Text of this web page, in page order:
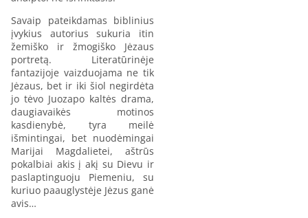
Savaip pateikdamas biblinius
įvykius autorius sukuria itin
žemiško ir žmogiško Jėzaus
portretą. Literatūrinėje
fantazijoje vaizduojama ne tik
Jėzaus, bet ir iki šiol negirdėta
jo tėvo Juozapo kaltės drama,
daugiavaikės motinos
kasdienybė, tyra meilė
išmintingai, bet nuodėmingai
Marijai Magdalietei, aštrūs
pokalbiai akis į akį su Dievu ir
paslaptinguoju Piemeniu, su
kuriuo paauglystėje Jėzus ganė
avis…